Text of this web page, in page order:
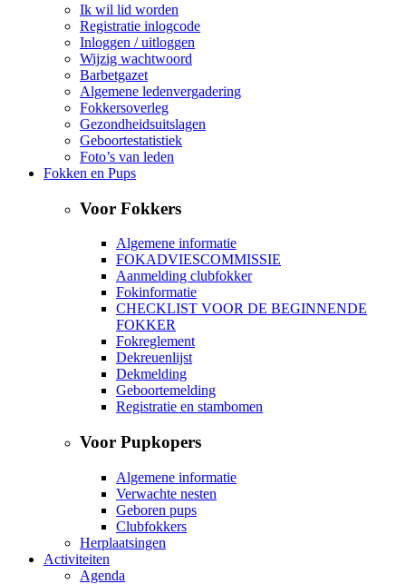
Ik wil lid worden
Registratie inlogcode
Inloggen / uitloggen
Wijzig wachtwoord
Barbetgazet
Algemene ledenvergadering
Fokkersoverleg
Gezondheidsuitslagen
Geboortestatistiek
Foto’s van leden
Fokken en Pups
Voor Fokkers
Algemene informatie
FOKADVIESCOMMISSIE
Aanmelding clubfokker
Fokinformatie
CHECKLIST VOOR DE BEGINNENDE
FOKKER
Fokreglement
Dekreuenlijst
Dekmelding
Geboortemelding
Registratie en stambomen
Voor Pupkopers
Algemene informatie
Verwachte nesten
Geboren pups
Clubfokkers
Herplaatsingen
Activiteiten
Agenda